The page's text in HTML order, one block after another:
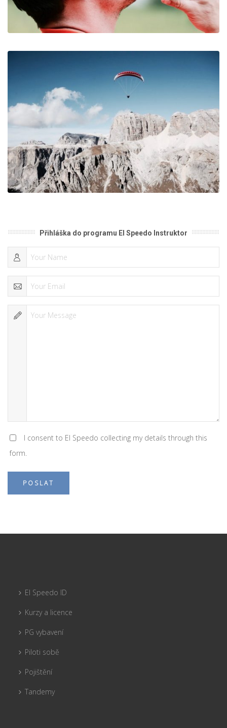
Přihláška do programu El Speedo Instruktor
I consent to El Speedo collecting my details through this
form.
POSLAT
El Speedo ID
Kurzy a licence
PG vybavení
Piloti sobě
Pojištění
Tandemy